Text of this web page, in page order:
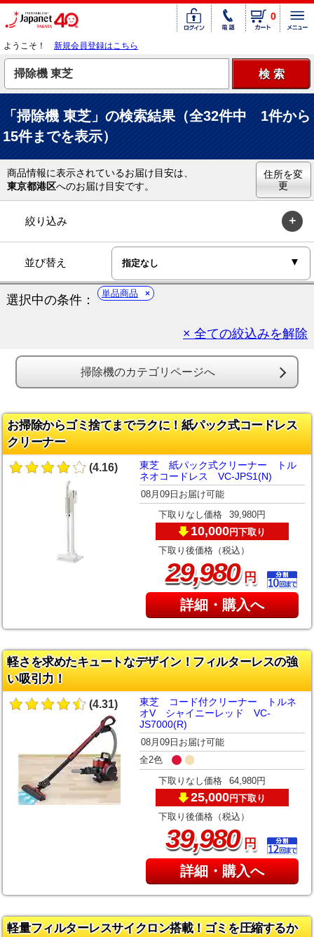
0
ようこそ！ 新規会員登録はこちら
「掃除機 東芝」の検索結果（全32件中 1件から
15件までを表示）
商品情報に表示されているお届け目安は、
東京都港区へのお届け目安です。
住所を変
更
絞り込み
並び替え
選択中の条件： 単品商品
× 全ての絞込みを解除
掃除機のカテゴリページへ
お掃除からゴミ捨てまでラクに！紙パック式コードレス
クリーナー
(4.16)
東芝 紙パック式クリーナー トル
ネオコードレス VC-JPS1(N)
08月09日お届け可能
下取りなし価格 39,980円
10,000円下取り
下取り後価格（税込）
29,980円
詳細・購入へ
軽さを求めたキュートなデザイン！フィルターレスの強
い吸引力！
(4.31)
東芝 コード付クリーナー トルネ
オV シャイニーレッド VC-
JS7000(R)
08月09日お届け可能
全2色
下取りなし価格 64,980円
25,000円下取り
下取り後価格（税込）
39,980円
詳細・購入へ
軽量フィルターレスサイクロン搭載！ゴミを圧縮するか